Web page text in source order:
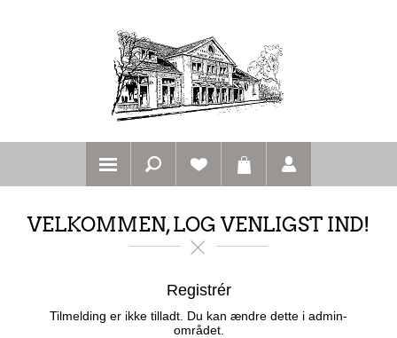
VELKOMMEN, LOG VENLIGST IND!
Registrér
Tilmelding er ikke tilladt. Du kan ændre dette i admin-
området.